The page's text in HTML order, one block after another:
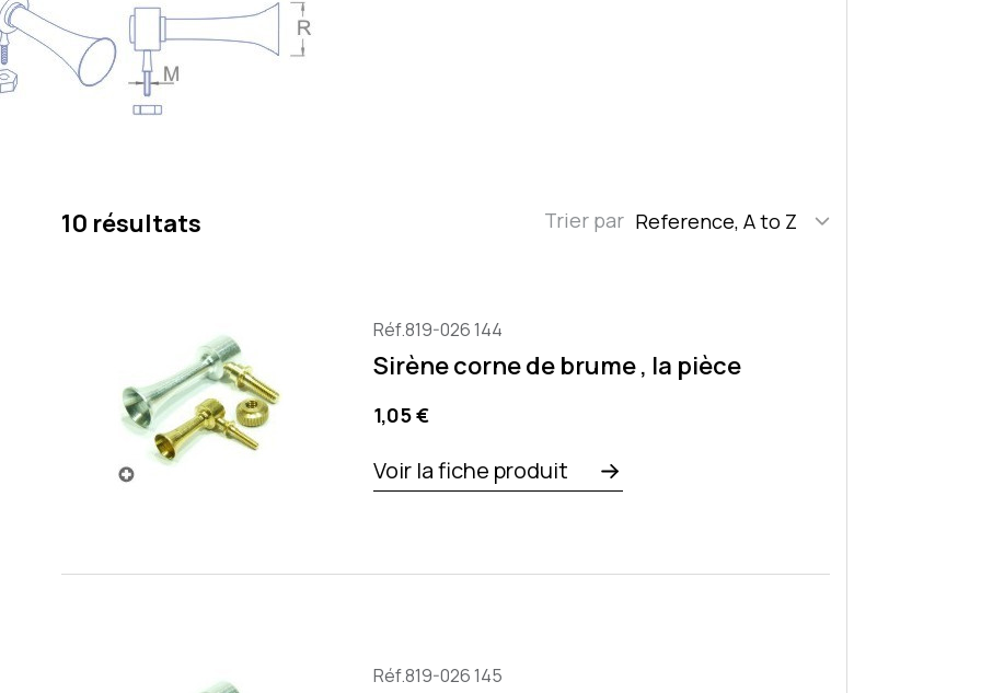
10 résultats Trier par Reference, A to Z
Réf.819-026 144
Sirène corne de brume , la pièce
Prix
1,05 €
Voir la fiche produit
Réf.819-026 145